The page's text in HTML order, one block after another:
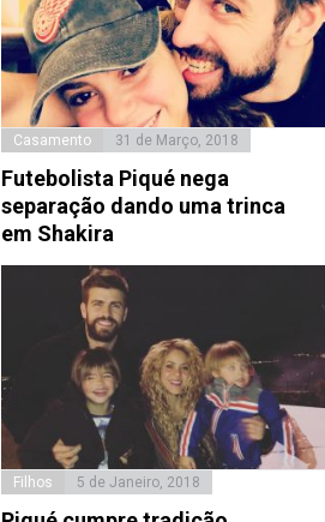
Casamento 31 de Março, 2018
Futebolista Piqué nega
separação dando uma trinca
em Shakira
Filhos 5 de Janeiro, 2018